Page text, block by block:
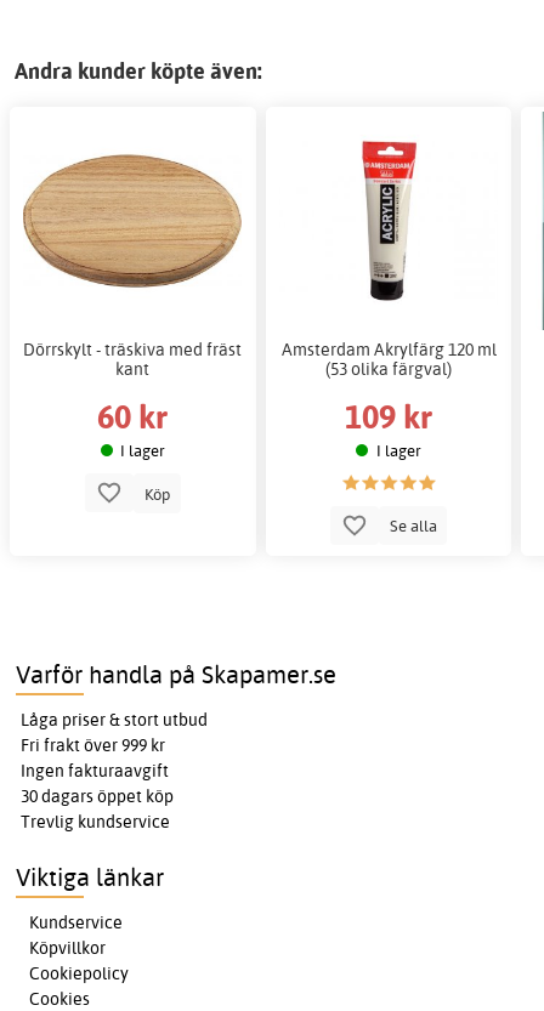
Andra kunder köpte även:
Dörrskylt - träskiva med fräst
kant
60 kr
I lager
Köp
Amsterdam Akrylfärg 120 ml
(53 olika färgval)
109 kr
I lager
Se alla
Varför handla på Skapamer.se
Låga priser & stort utbud
Fri frakt över 999 kr
Ingen fakturaavgift
30 dagars öppet köp
Trevlig kundservice
Viktiga länkar
Kundservice
Köpvillkor
Cookiepolicy
Cookies